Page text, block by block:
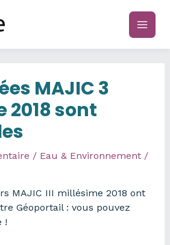
main
MAJIC 3
2018 sont
/ Eau & Environnement/
MAJIC III millésime 2018 ont
Géoportail : vous pouvez
!